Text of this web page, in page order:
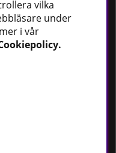
vilka
under
i vår
.